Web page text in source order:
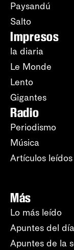
Paysandú
Salto
Impresos
la diaria
Le Monde
Lento
Gigantes
Radio
Periodismo
Música
Artículos leídos
Más
Lo más leído
Apuntes del día
Apuntes de la